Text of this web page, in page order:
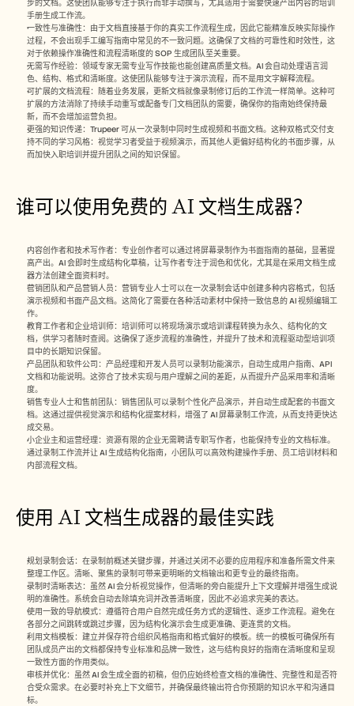
步的文档。这使团队能够专注于执行而非手动撰写，尤其适用于需要快速产出内容的培训
手册生成工作流。
一致性与准确性：由于文档直接基于你的真实工作流程生成，因此它能精准反映实际操作
过程，不会出现手工编写指南中常见的不一致问题。这确保了文档的可靠性和时效性，这
对于依赖操作准确性和流程清晰度的 SOP 生成团队至关重要。
无需写作经验：领域专家无需专业写作技能也能创建高质量文档。AI 会自动处理语言润
色、结构、格式和清晰度。这使团队能够专注于演示流程，而不是用文字解释流程。
可扩展的文档流程：随着业务发展，更新文档就像录制修订后的工作流一样简单。这种可
扩展的方法消除了持续手动重写或配备专门文档团队的需要，确保你的指南始终保持最
新，而不会增加运营负担。
更强的知识传递：Trupeer 可从一次录制中同时生成视频和书面文档。这种双格式交付支
持不同的学习风格：视觉学习者受益于视频演示，而其他人更偏好结构化的书面步骤，从
而加快入职培训并提升团队之间的知识保留。
谁可以使用免费的 AI 文档生成器？
内容创作者和技术写作者：专业创作者可以通过将屏幕录制作为书面指南的基础，显著提
高产出。AI 会即时生成结构化草稿，让写作者专注于润色和优化，尤其是在采用文档生成
器方法创建全面资料时。
营销团队和产品营销人员：营销专业人士可以在一次录制会话中创建多种内容格式，包括
演示视频和书面产品文档。这简化了需要在各种活动素材中保持一致信息的 AI 视频编辑工
作。
教育工作者和企业培训师：培训师可以将现场演示或培训课程转换为永久、结构化的文
档，供学习者随时查阅。这确保了逐步流程的准确性，并提升了技术和流程驱动型培训项
目中的长期知识保留。
产品团队和软件公司：产品经理和开发人员可以录制功能演示，自动生成用户指南、API
文档和功能说明。这弥合了技术实现与用户理解之间的差距，从而提升产品采用率和清晰
度。
销售专业人士和售前团队：销售团队可以录制个性化产品演示，并自动生成配套的书面文
档。这通过提供视觉演示和结构化提案材料，增强了 AI 屏幕录制工作流，从而支持更快达
成交易。
小企业主和运营经理：资源有限的企业无需聘请专职写作者，也能保持专业的文档标准。
通过录制工作流并让 AI 生成结构化指南，小团队可以高效构建操作手册、员工培训材料和
内部流程文档。
使用 AI 文档生成器的最佳实践
规划录制会话：在录制前概述关键步骤，并通过关闭不必要的应用程序和准备所需文件来
整理工作区。清晰、聚焦的录制可带来更明晰的文档输出和更专业的最终指南。
录制时清晰表达：虽然 AI 会分析视觉操作，但清晰的旁白能提升上下文理解并增强生成说
明的准确性。系统会自动去除填充词并改善清晰度，因此不必追求完美的表达。
使用一致的导航模式：遵循符合用户自然完成任务方式的逻辑性、逐步工作流程。避免在
各部分之间跳转或跳过步骤，因为结构化演示会生成更准确、更连贯的文档。
利用文档模板：建立并保存符合组织风格指南和格式偏好的模板。统一的模板可确保所有
团队成员产出的文档都保持专业标准和品牌一致性，这与结构良好的指南在清晰度和呈现
一致性方面的作用类似。
审核并优化：虽然 AI 会生成全面的初稿，但仍应始终检查文档的准确性、完整性和是否符
合受众需求。在必要时补充上下文细节，并确保最终输出符合你预期的知识水平和沟通目
标。